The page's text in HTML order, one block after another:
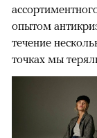
опытом
течение
точках мы